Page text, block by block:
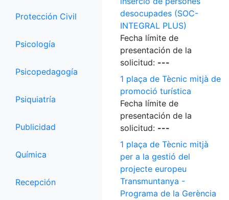
Protección Civil
Psicología
Psicopedagogía
Psiquiatría
Publicidad
Química
Recepción
desocupades (SOC-
INTEGRAL PLUS)
Fecha límite de
presentación de la
solicitud: ---
1 plaça de Tècnic mitjà de
promoció turística
Fecha límite de
presentación de la
solicitud: ---
1 plaça de Tècnic mitjà
per a la gestió del
projecte europeu
Transmuntanya -
Programa de la Gerència